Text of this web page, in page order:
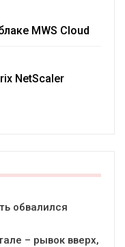
MWS Cloud
NetScaler
обвалился
– рывок вверх,